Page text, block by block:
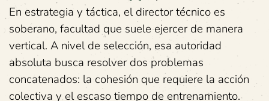
En estrategia y táctica, el director técnico es
soberano, facultad que suele ejercer de manera
vertical. A nivel de selección, esa autoridad
absoluta busca resolver dos problemas
concatenados: la cohesión que requiere la acción
colectiva y el escaso tiempo de entrenamiento.